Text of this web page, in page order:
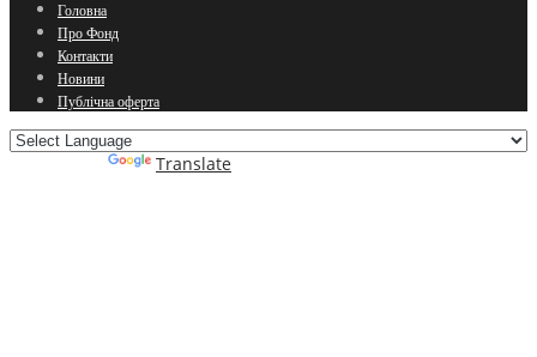
Головна
Про Фонд
Контакти
Новини
Публічна оферта
Translate